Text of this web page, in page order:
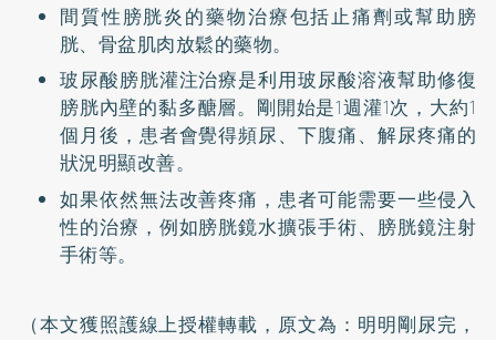
間質性膀胱炎的藥物治療包括止痛劑或幫助膀
胱、骨盆肌肉放鬆的藥物。
玻尿酸膀胱灌注治療是利用玻尿酸溶液幫助修復
膀胱內壁的黏多醣層。剛開始是1週灌1次，大約1
個月後，患者會覺得頻尿、下腹痛、解尿疼痛的
狀況明顯改善。
如果依然無法改善疼痛，患者可能需要一些侵入
性的治療，例如膀胱鏡水擴張手術、膀胱鏡注射
手術等。
（本文獲照護線上授權轉載，原文為： 明明剛尿完，